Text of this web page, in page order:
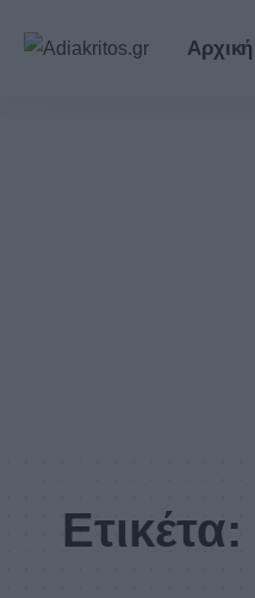
Αρχική
Ετικέτα: